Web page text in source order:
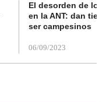
El desorden de
en la ANT: dan
ser campesinos
06/09/2023